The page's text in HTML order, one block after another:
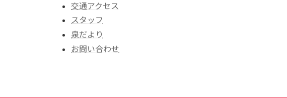
交通アクセス
スタッフ
泉だより
お問い合わせ